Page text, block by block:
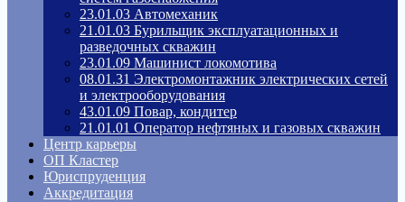
23.01.03 Автомеханик
21.01.03 Бурильщик эксплуатационных и
разведочных скважин
23.01.09 Машинист локомотива
08.01.31 Электромонтажник электрических сетей
и электрооборудования
43.01.09 Повар, кондитер
21.01.01 Оператор нефтяных и газовых скважин
Центр карьеры
ОП Кластер
Юриспруденция
Аккредитация